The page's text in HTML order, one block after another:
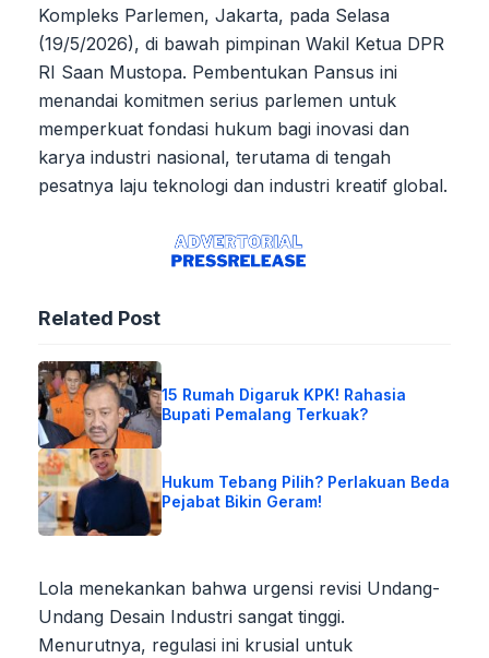
Kompleks Parlemen, Jakarta, pada Selasa
(19/5/2026), di bawah pimpinan Wakil Ketua DPR
RI Saan Mustopa. Pembentukan Pansus ini
menandai komitmen serius parlemen untuk
memperkuat fondasi hukum bagi inovasi dan
karya industri nasional, terutama di tengah
pesatnya laju teknologi dan industri kreatif global.
Related Post
15 Rumah Digaruk KPK! Rahasia
Bupati Pemalang Terkuak?
Hukum Tebang Pilih? Perlakuan Beda
Pejabat Bikin Geram!
Lola menekankan bahwa urgensi revisi Undang-
Undang Desain Industri sangat tinggi.
Menurutnya, regulasi ini krusial untuk